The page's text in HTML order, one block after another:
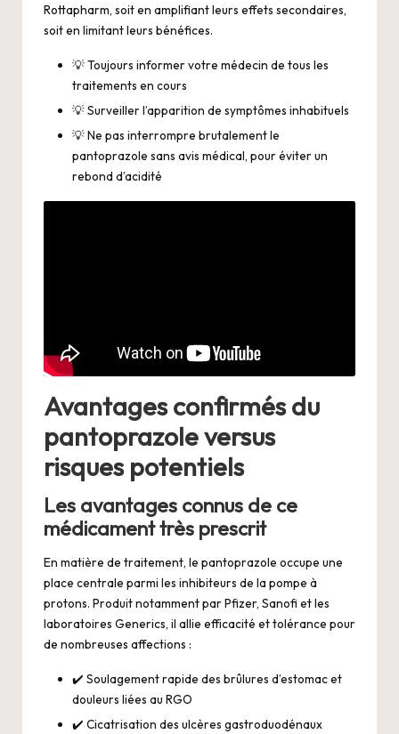
Rottapharm, soit en amplifiant leurs effets secondaires,
soit en limitant leurs bénéfices.
💡 Toujours informer votre médecin de tous les
traitements en cours
💡 Surveiller l’apparition de symptômes inhabituels
💡 Ne pas interrompre brutalement le
pantoprazole sans avis médical, pour éviter un
rebond d’acidité
Avantages confirmés du
pantoprazole versus
risques potentiels
Les avantages connus de ce
médicament très prescrit
En matière de traitement, le pantoprazole occupe une
place centrale parmi les inhibiteurs de la pompe à
protons. Produit notamment par Pfizer, Sanofi et les
laboratoires Generics, il allie efficacité et tolérance pour
de nombreuses affections :
✔️ Soulagement rapide des brûlures d’estomac et
douleurs liées au RGO
✔️ Cicatrisation des ulcères gastroduodénaux